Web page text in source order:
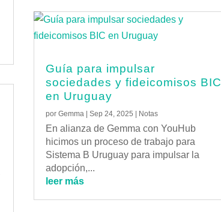
Guía para impulsar
sociedades y fideicomisos BIC
en Uruguay
por Gemma| Sep 24, 2025 Notas
En alianza de Gemma con YouHub
hicimos un proceso de trabajo para
Sistema B Uruguay para impulsar la
adopción,...
leer más